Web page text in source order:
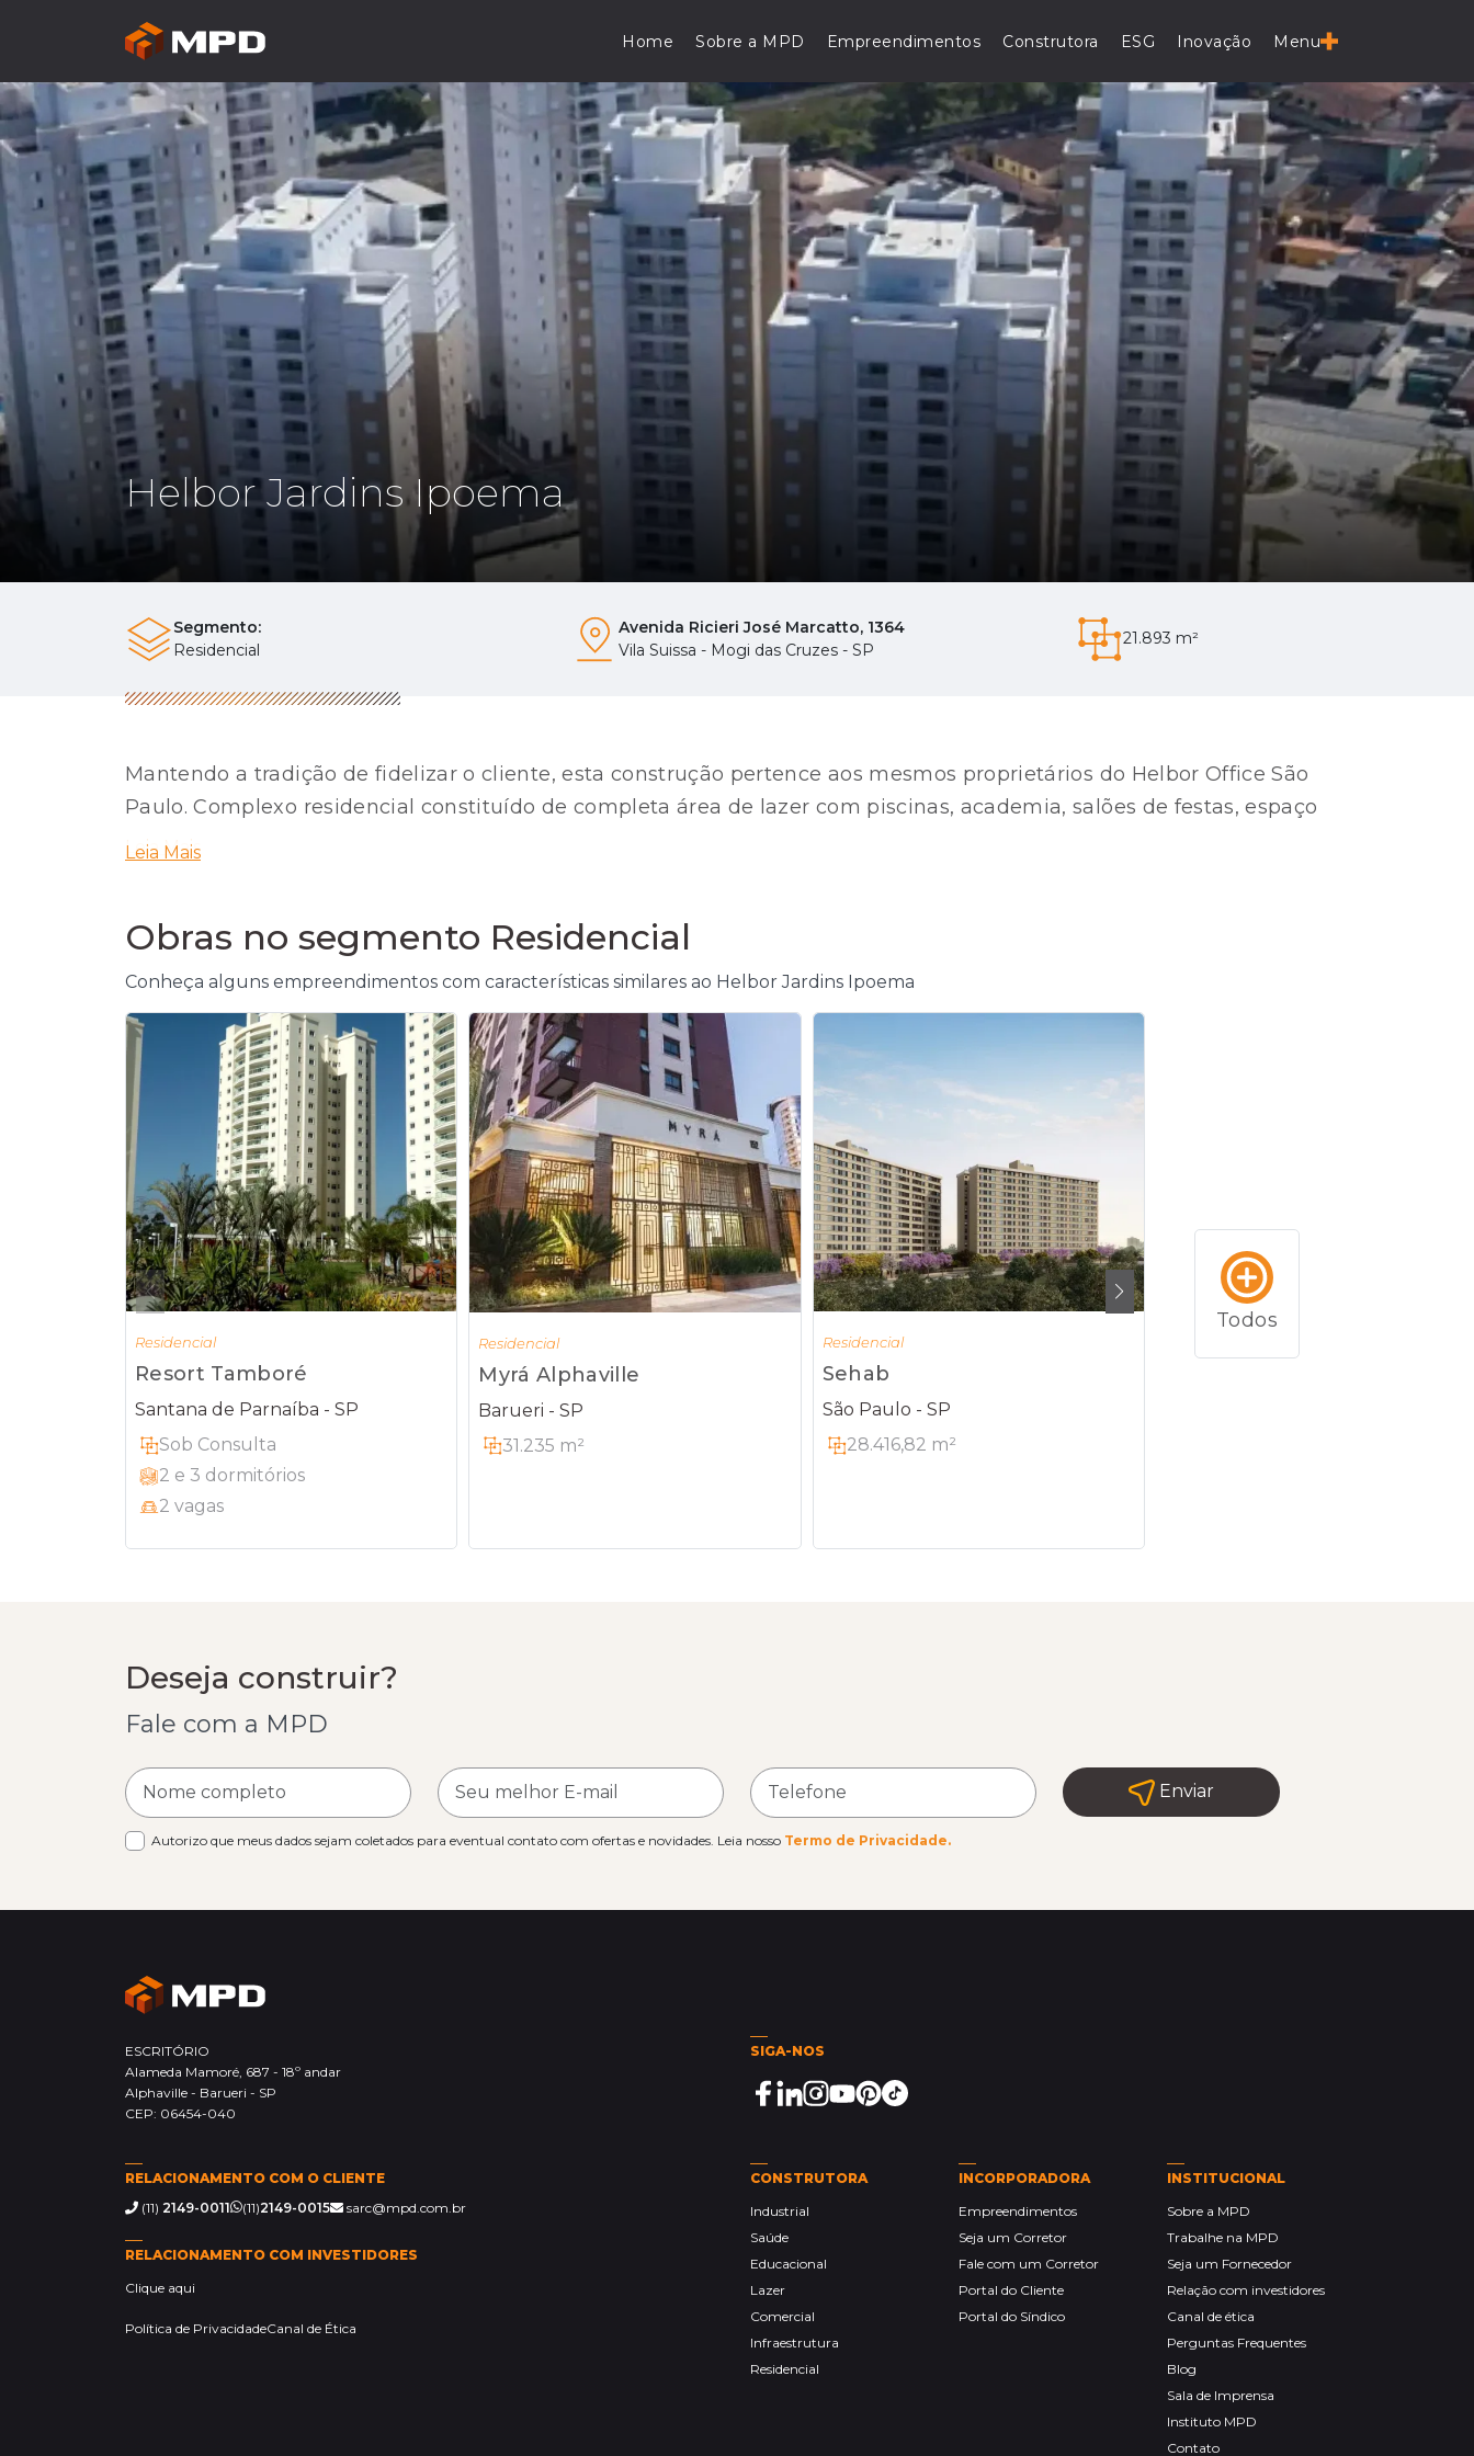
Home Sobre a MPD Empreendimentos Construtora ESG Inovação Menu
Helbor Jardins Ipoema
Segmento:
Residencial
Avenida Ricieri José Marcatto, 1364
Vila Suissa - Mogi das Cruzes - SP
21.893 m²
Mantendo a tradição de fidelizar o cliente, esta construção pertence aos mesmos proprietários do Helbor Office São
Paulo. Complexo residencial constituído de completa área de lazer com piscinas, academia, salões de festas, espaço
gourmet, quadra poliesportiva, sauna, e quatro torres de apartamentos residenciais.
Leia Mais
Leia Mais
Obras no segmento Residencial
Conheça alguns empreendimentos com características similares ao Helbor Jardins Ipoema
Residencial
Resort Tamboré
Santana de Parnaíba - SP
Sob Consulta
2 e 3 dormitórios
2 vagas
Residencial
Myrá Alphaville
Barueri - SP
31.235 m²
Residencial
Sehab
São Paulo - SP
28.416,82 m²
Todos
Deseja construir?
Fale com a MPD
Enviar
Autorizo que meus dados sejam coletados para eventual contato com ofertas e novidades. Leia nosso Termo de Privacidade.
ESCRITÓRIO
Alameda Mamoré, 687 - 18º andar
Alphaville - Barueri - SP
CEP: 06454-040
SIGA-NOS
RELACIONAMENTO COM O CLIENTE
(11) 2149-0011 (11)2149-0015 sarc@mpd.com.br
RELACIONAMENTO COM INVESTIDORES
Clique aqui
Política de PrivacidadeCanal de Ética
CONSTRUTORA
Industrial
Saúde
Educacional
Lazer
Comercial
Infraestrutura
Residencial
INCORPORADORA
Empreendimentos
Seja um Corretor
Fale com um Corretor
Portal do Cliente
Portal do Síndico
INSTITUCIONAL
Sobre a MPD
Trabalhe na MPD
Seja um Fornecedor
Relação com investidores
Canal de ética
Perguntas Frequentes
Blog
Sala de Imprensa
Instituto MPD
Contato